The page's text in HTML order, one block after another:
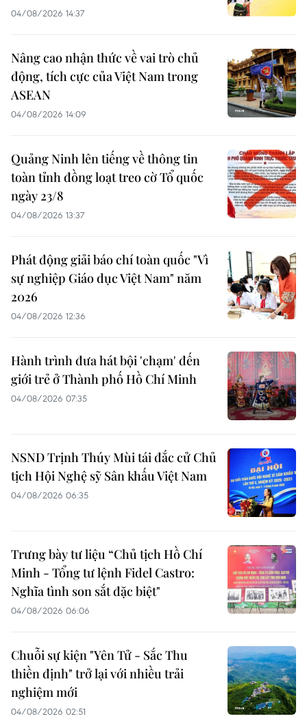
04/08/2026 14:37
Nâng cao nhận thức về vai trò chủ
động, tích cực của Việt Nam trong
ASEAN
04/08/2026 14:09
Quảng Ninh lên tiếng về thông tin
toàn tỉnh đồng loạt treo cờ Tổ quốc
ngày 23/8
04/08/2026 13:37
Phát động giải báo chí toàn quốc "Vì
sự nghiệp Giáo dục Việt Nam" năm
2026
04/08/2026 12:36
Hành trình đưa hát bội 'chạm' đến
giới trẻ ở Thành phố Hồ Chí Minh
04/08/2026 07:35
NSND Trịnh Thúy Mùi tái đắc cử Chủ
tịch Hội Nghệ sỹ Sân khấu Việt Nam
04/08/2026 06:35
Trưng bày tư liệu “Chủ tịch Hồ Chí
Minh - Tổng tư lệnh Fidel Castro:
Nghĩa tình son sắt đặc biệt"
04/08/2026 06:06
Chuỗi sự kiện "Yên Tử - Sắc Thu
thiền định" trở lại với nhiều trải
nghiệm mới
04/08/2026 02:51